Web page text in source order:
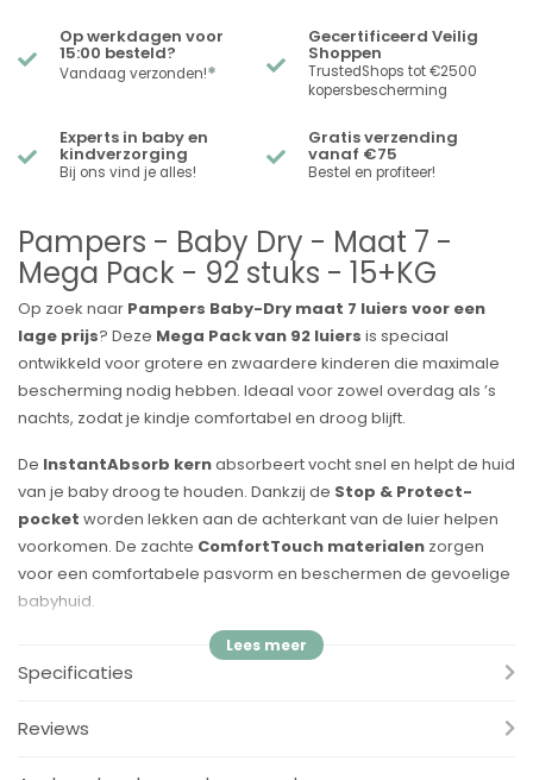
Op werkdagen voor
15:00 besteld?
Vandaag verzonden!*
Gecertificeerd Veilig
Shoppen
TrustedShops tot €2500
kopersbescherming
Experts in baby en
kindverzorging
Bij ons vind je alles!
Gratis verzending
vanaf €75
Bestel en profiteer!
Pampers - Baby Dry - Maat 7 -
Mega Pack - 92 stuks - 15+KG
Op zoek naar Pampers Baby-Dry maat 7 luiers voor een
lage prijs? Deze Mega Pack van 92 luiers is speciaal
ontwikkeld voor grotere en zwaardere kinderen die maximale
bescherming nodig hebben. Ideaal voor zowel overdag als ’s
nachts, zodat je kindje comfortabel en droog blijft.
De InstantAbsorb kernabsorbeert vocht snel en helpt de huid
van je baby droog te houden. Dankzij de Stop & Protect-
pocket worden lekken aan de achterkant van de luier helpen
voorkomen. De zachte ComfortTouch materialen zorgen
voor een comfortabele pasvorm en beschermen de gevoelige
babyhuid.
✔InstantAbsorb kern
✔Stop & Protect-pocket
Specificaties
Reviews